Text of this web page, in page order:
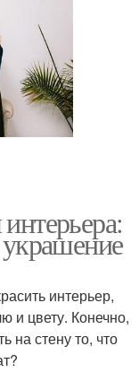
интерьер,
и цвету. Конечно,
на стену то, что